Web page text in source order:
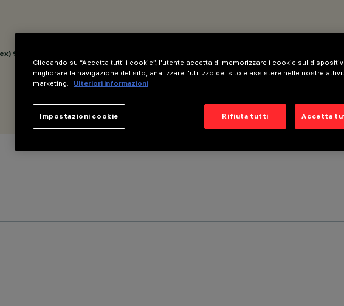
96
Cliccando su “Accetta tutti i cookie”, l'utente accetta di memorizzare i cookie sul
migliorare la navigazione del sito, analizzare l'utilizzo del sito e assistere nelle nostre
marketing.
Ulteriori informazioni
Rifiuta tutti Accetta
Impostazioni cookie